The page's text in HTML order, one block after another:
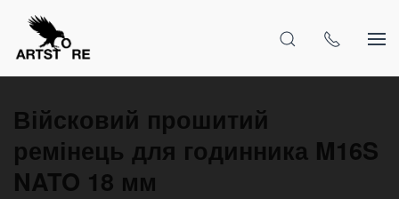
Війсковий прошитий
ремінець для годинника M16S
NATO 18 мм